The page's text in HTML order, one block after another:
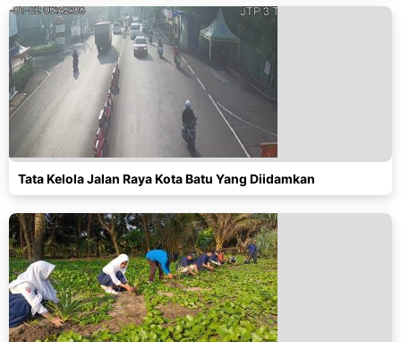
Tata Kelola Jalan Raya Kota Batu Yang Diidamkan